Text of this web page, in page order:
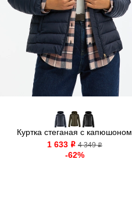
Куртка стеганая с капюшоном
1 633 o 4 349o
-62%